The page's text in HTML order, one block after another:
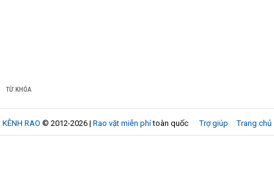
TỪ KHÓA
Trợ giúp Trang chủ
KÊNH RAO © 2012-2026 | Rao vặt miễn phítoàn quốc